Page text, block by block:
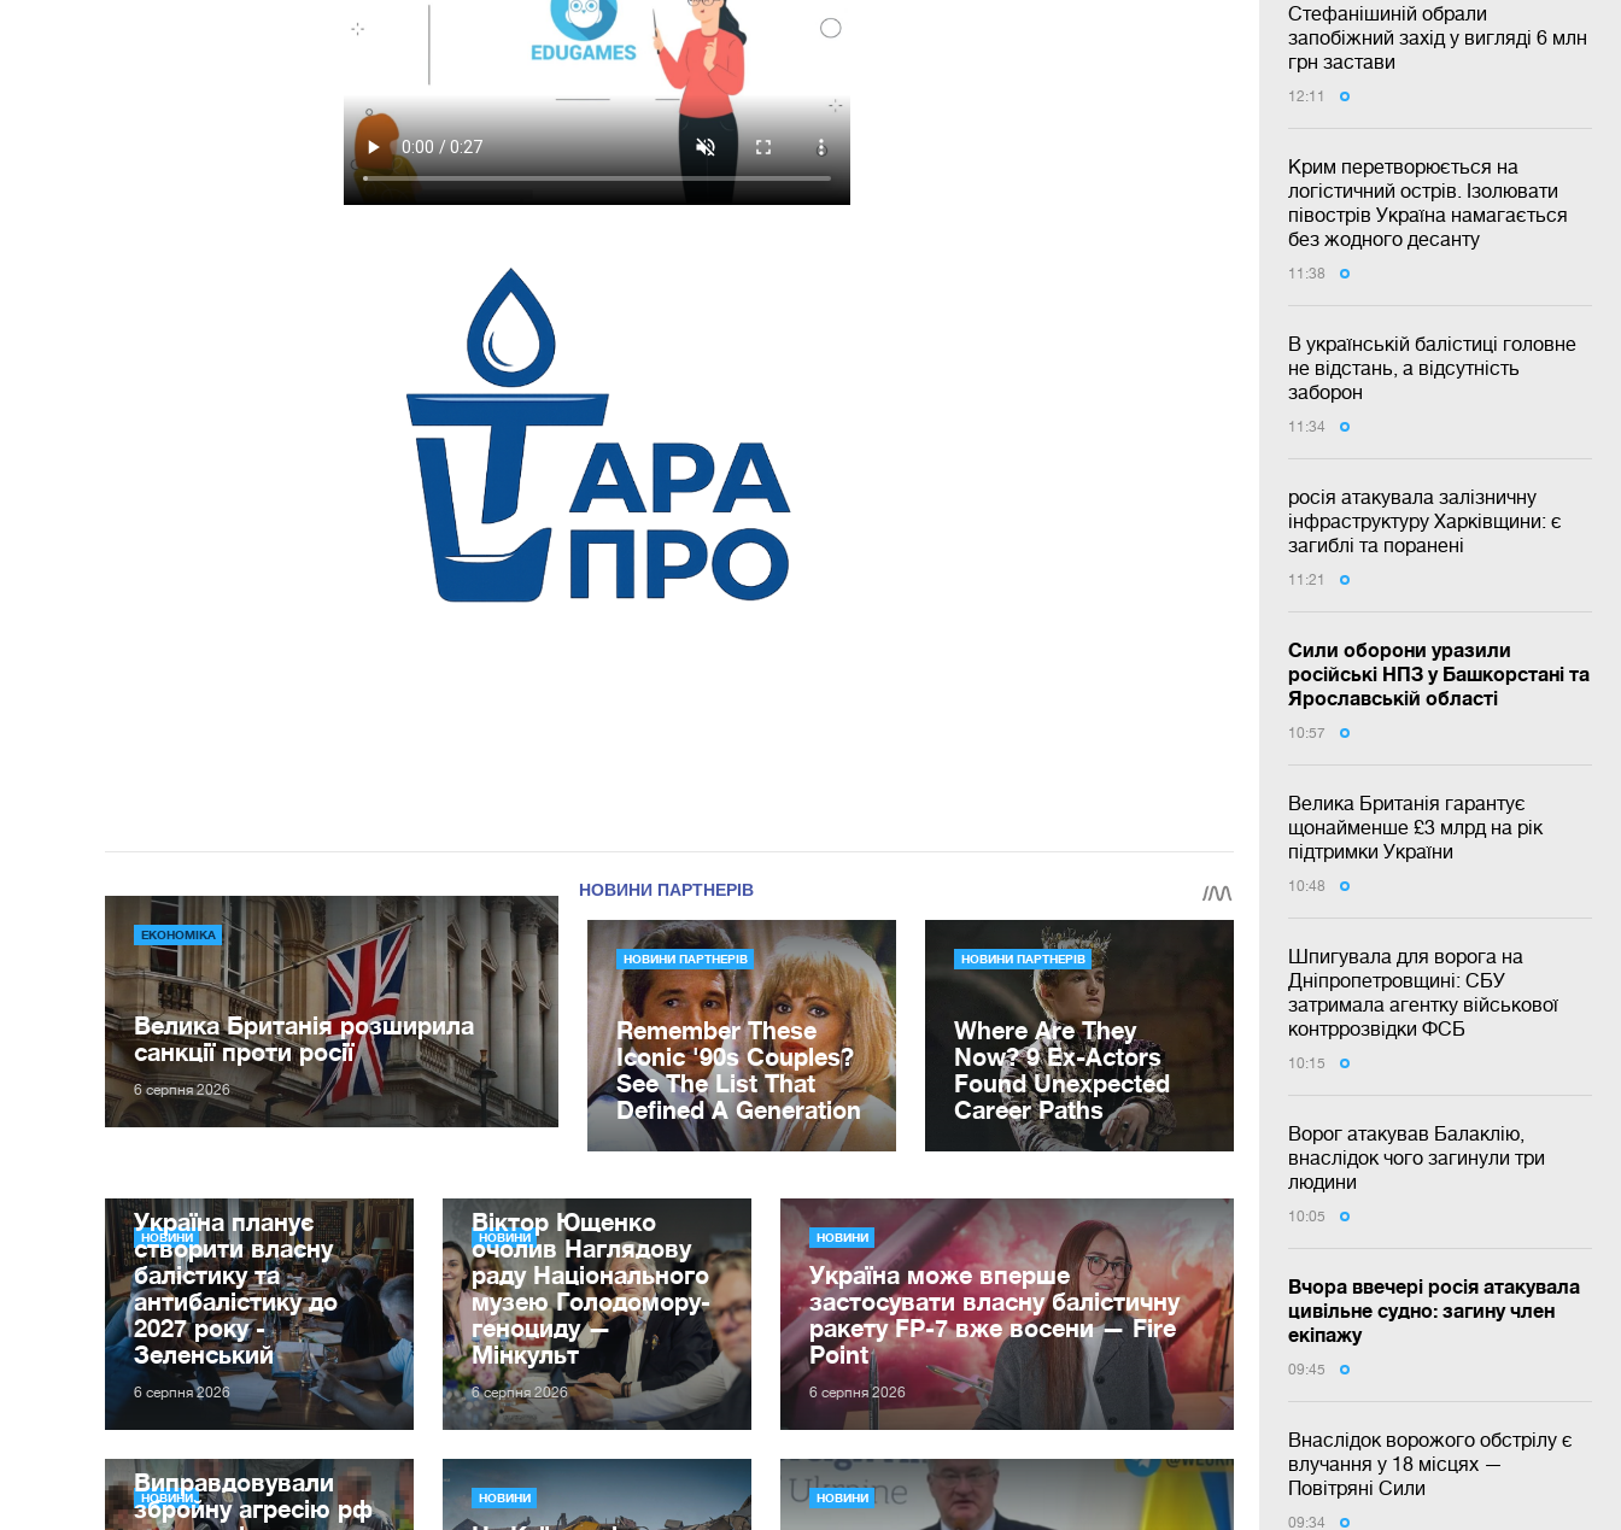
Стефанішиній обрали
запобіжний захід у вигляді 6 млн
грн застави
12:11
Крим перетворюється на
логістичний острів. Ізолювати
півострів Україна намагається
без жодного десанту
11:38
В українській балістиці головне
не відстань, а відсутність
заборон
11:34
росія атакувала залізничну
інфраструктуру Харківщини: є
загиблі та поранені
11:21
Сили оборони уразили
російські НПЗ у Башкорстані та
Ярославській області
10:57
Велика Британія гарантує
щонайменше £3 млрд на рік
підтримки України
10:48
Шпигувала для ворога на
Дніпропетровщині: СБУ
затримала агентку військової
контррозвідки ФСБ
10:15
Ворог атакував Балаклію,
внаслідок чого загинули три
людини
10:05
Вчора ввечері росія атакувала
цивільне судно: загину член
екіпажу
09:45
Внаслідок ворожого обстрілу є
влучання у 18 місцях —
Повітряні Сили
09:34
ЕКОНОМІКА
Велика Британія розширила
санкції проти росії
6 серпня 2026
НОВИНИ
Україна планує
створити власну
балістику та
антибалістику до
2027 року -
Зеленський
6 серпня 2026
НОВИНИ
Віктор Ющенко
очолив Наглядову
раду Національного
музею Голодомору-
геноциду —
Мінкульт
6 серпня 2026
НОВИНИ
Україна може вперше
застосувати власну балістичну
ракету FP-7 вже восени — Fire
Point
6 серпня 2026
НОВИНИ
Виправдовували
збройну агресію рф
НОВИНИ НОВИНИ